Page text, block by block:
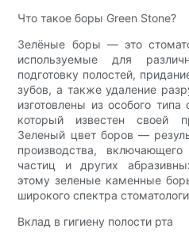
Что такое боры Green Stone?
Зелёные боры — это
используемые для
подготовку полостей,
зубов, а также удаление
изготовлены из особого типа
который известен своей
Зеленый цвет боров —
производства,
частиц и других
этому зеленые каменные
широкого спектра
Вклад в гигиену полости рта